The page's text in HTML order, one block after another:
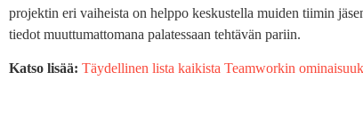
projektin eri vaiheista on helppo keskustella muiden tiimin
tiedot muuttumattomana palatessaan tehtävän pariin.
Katso lisää: Täydellinen lista kaikista Teamworkin